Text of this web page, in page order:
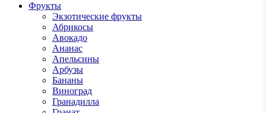
Фрукты
Экзотические фрукты
Абрикосы
Авокадо
Ананас
Апельсины
Арбузы
Бананы
Виноград
Гранадилла